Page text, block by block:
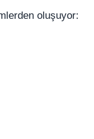
oluşuyor: